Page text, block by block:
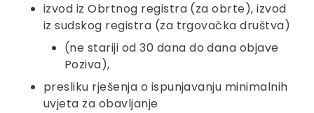
izvod iz Obrtnog registra (za obrte), izvod
iz sudskog registra (za trgovačka društva)
(ne stariji od 30 dana do dana objave
Poziva),
presliku rješenja o ispunjavanju minimalnih
uvjeta za obavljanje